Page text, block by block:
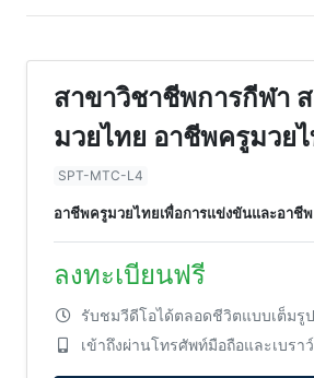
สาขาวิชาชีพการกีฬา
มวยไทย อาชีพครูมวย
แข่งขันและอาชีพ ระดับ
ชั่วโมง)
SPT-MTC-L4
อาชีพครูมวยไทยเพื่อการแข่งขันและอาชี
ลงทะเบียนฟรี
รับชมวีดีโอได้ตลอดชีวิตแบบเต็มรู
เข้าถึงผ่านโทรศัพท์มือถือและเบรา